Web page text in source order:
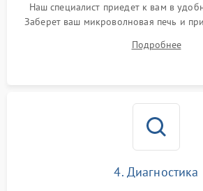
Наш специалист приедет к вам в
Заберет ваш микроволновая печь и
Подробнее
4. Диагностика